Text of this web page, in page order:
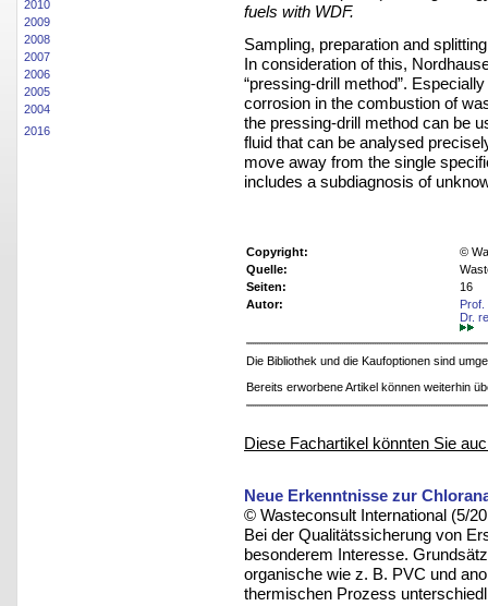
2010
2009
2008
2007
2006
2005
2004
2016
fuels with WDF.
Sampling, preparation and
In consideration of this,
“pressing-drill method”.
corrosion in the combustion of
the pressing-drill method can be
fluid that can be analysed
move away from the single
includes a subdiagnosis of
Copyright:
©
Quelle:
Seiten:
16
Autor:
Dr.
Die Bibliothek und die Kaufoptionen sind
Bereits erworbene Artikel können weiterhin
Diese Fachartikel könnten Sie
Neue Erkenntnisse zur
© Wasteconsult International (5/
Bei der Qualitätssicherung von
besonderem Interesse.
organische wie z. B. PVC und
thermischen Prozess